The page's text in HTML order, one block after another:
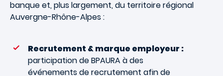
banque et, plus largement, du territoire régional
Auvergne-Rhône-Alpes :
Recrutement & marque employeur :
participation de BPAURA à des
événements de recrutement afin de